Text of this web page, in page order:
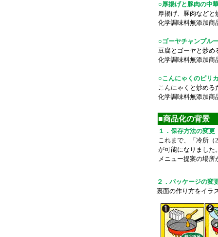
○厚揚げと豚肉の中
厚揚げ、豚肉などと
化学調味料無添加商
○ゴーヤチャンプル
豆腐とゴーヤと炒め
化学調味料無添加商
○こんにゃくのピリ
こんにゃくと炒める
化学調味料無添加商
■商品化の背景
１．保存方法の変更
これまで、「冷所（
が可能になりました。
メニュー提案の場所
２．パッケージの変
裏面の作り方をイラ